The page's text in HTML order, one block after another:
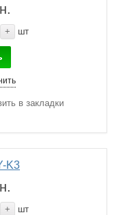
+ шт
в закладки
K3
+ шт